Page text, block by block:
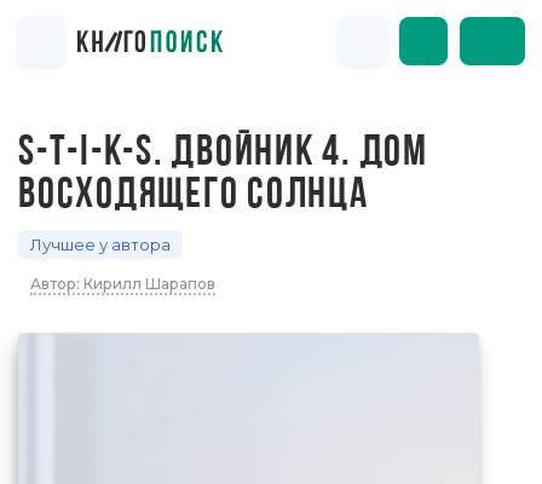
S-T-I-K-S. ДВОЙНИК 4. ДОМ
ВОСХОДЯЩЕГО СОЛНЦА
Лучшее у автора
Автор: Кирилл Шарапов